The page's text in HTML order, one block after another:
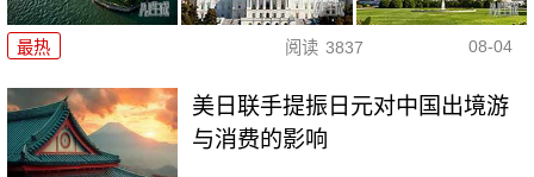
最热 阅读 3837 08-04
美日联手提振日元对中国出境游
与消费的影响